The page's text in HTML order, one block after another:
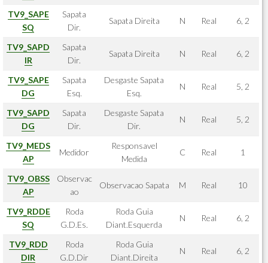
TV9_SAPE
SQ
Sapata
Dir.
Sapata Direita N Real 6, 2
TV9_SAPD
IR
Sapata
Dir.
Sapata Direita N Real 6, 2
TV9_SAPE
DG
Sapata
Esq.
Desgaste Sapata
Esq.
N Real 5, 2
TV9_SAPD
DG
Sapata
Dir.
Desgaste Sapata
Dir.
N Real 5, 2
TV9_MEDS
AP
Medidor
Responsavel
Medida
C Real 1
TV9_OBSS
AP
Observac
ao
Observacao Sapata M Real 10
TV9_RDDE
SQ
Roda
G.D.Es.
Roda Guia
Diant.Esquerda
N Real 6, 2
TV9_RDD
DIR
Roda
G.D.Dir
Roda Guia
Diant.Direita
N Real 6, 2